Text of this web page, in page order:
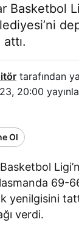
Basketbol
tarafından
20:00
Ol
69-
yenilgisini
verdi.